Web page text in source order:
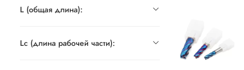
L (общая длина):
Lc (длина рабочей части):